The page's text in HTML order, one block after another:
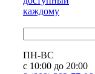
каждому
ПН-ВС
с 10:00 до 20:00